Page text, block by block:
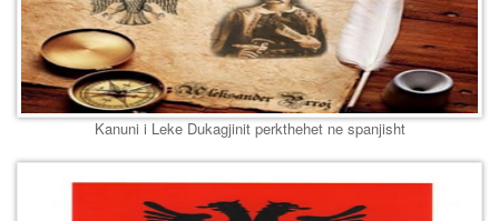
Kanuni i Leke Dukagjinit perkthehet ne spanjisht